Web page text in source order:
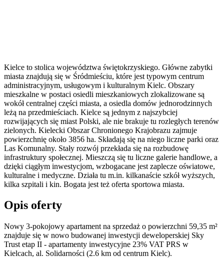
Kielce to stolica województwa świętokrzyskiego. Główne zabytki
miasta znajdują się w Śródmieściu, które jest typowym centrum
administracyjnym, usługowym i kulturalnym Kielc. Obszary
mieszkalne w postaci osiedli mieszkaniowych zlokalizowane są
wokół centralnej części miasta, a osiedla domów jednorodzinnych
leżą na przedmieściach. Kielce są jednym z najszybciej
rozwijających się miast Polski, ale nie brakuje tu rozległych terenów
zielonych. Kielecki Obszar Chronionego Krajobrazu zajmuje
powierzchnię około 3856 ha. Składają się na niego liczne parki oraz
Las Komunalny. Stały rozwój przekłada się na rozbudowę
infrastruktury społecznej. Mieszczą się tu liczne galerie handlowe, a
dzięki ciągłym inwestycjom, wzbogacane jest zaplecze oświatowe,
kulturalne i medyczne. Działa tu m.in. kilkanaście szkół wyższych,
kilka szpitali i kin. Bogata jest też oferta sportowa miasta.
Opis oferty
Nowy 3-pokojowy apartament na sprzedaż o powierzchni 59,35 m²
znajduje się w nowo budowanej inwestycji deweloperskiej Sky
Trust etap II - apartamenty inwestycyjne 23% VAT PRS w
Kielcach, al. Solidarności (2.6 km od centrum Kielc).